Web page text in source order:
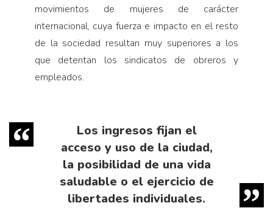
movimientos de mujeres de carácter
internacional, cuya fuerza e impacto en el resto
de la sociedad resultan muy superiores a los
que detentan los sindicatos de obreros y
empleados.
Los ingresos fijan el
acceso y uso de la ciudad,
la posibilidad de una vida
saludable o el ejercicio de
libertades individuales.